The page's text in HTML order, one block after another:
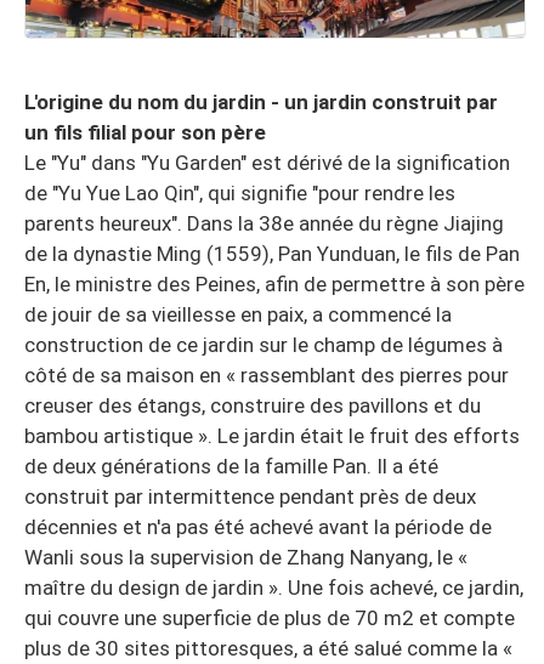
L'origine du nom du jardin - un jardin construit par
un fils filial pour son père
Le "Yu" dans "Yu Garden" est dérivé de la signification
de "Yu Yue Lao Qin", qui signifie "pour rendre les
parents heureux". Dans la 38e année du règne Jiajing
de la dynastie Ming (1559), Pan Yunduan, le fils de Pan
En, le ministre des Peines, afin de permettre à son père
de jouir de sa vieillesse en paix, a commencé la
construction de ce jardin sur le champ de légumes à
côté de sa maison en « rassemblant des pierres pour
creuser des étangs, construire des pavillons et du
bambou artistique ». Le jardin était le fruit des efforts
de deux générations de la famille Pan. Il a été
construit par intermittence pendant près de deux
décennies et n'a pas été achevé avant la période de
Wanli sous la supervision de Zhang Nanyang, le «
maître du design de jardin ». Une fois achevé, ce jardin,
qui couvre une superficie de plus de 70 m2 et compte
plus de 30 sites pittoresques, a été salué comme la «